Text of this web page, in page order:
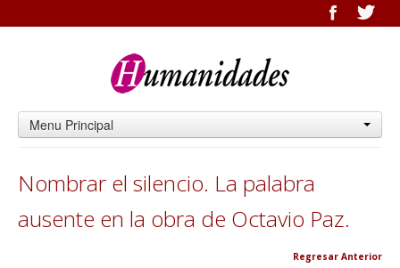
Menu Principal
Nombrar el silencio. La palabra
ausente en la obra de Octavio Paz.
Regresar Anterior